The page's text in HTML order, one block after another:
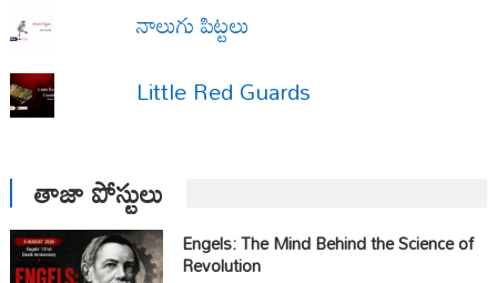
నాలుగు పిట్టలు
Little Red Guards
తాజా పోస్టులు
Engels: The Mind Behind the Science of
Revolution